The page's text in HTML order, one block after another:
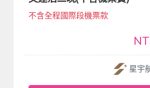
不含全程國際段機票款
星宇